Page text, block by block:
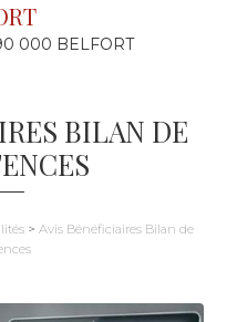
000 BELFORT
BILAN DE
> Avis Bénéficiaires Bilan de